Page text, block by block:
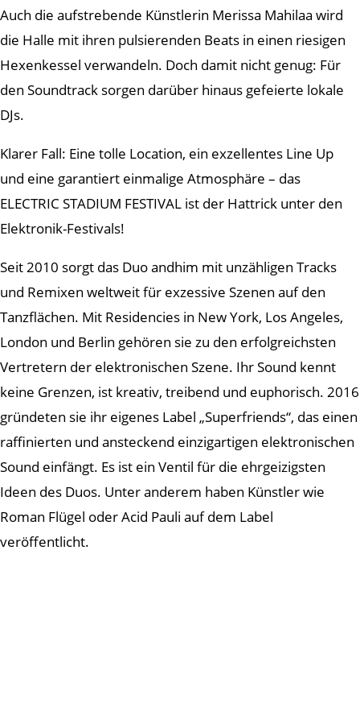
Auch die aufstrebende Künstlerin Merissa Mahilaa wird
die Halle mit ihren pulsierenden Beats in einen riesigen
Hexenkessel verwandeln. Doch damit nicht genug: Für
den Soundtrack sorgen darüber hinaus gefeierte lokale
DJs.
Klarer Fall: Eine tolle Location, ein exzellentes Line Up
und eine garantiert einmalige Atmosphäre – das
ELECTRIC STADIUM FESTIVAL ist der Hattrick unter den
Elektronik-Festivals!
Seit 2010 sorgt das Duo andhim mit unzähligen Tracks
und Remixen weltweit für exzessive Szenen auf den
Tanzflächen. Mit Residencies in New York, Los Angeles,
London und Berlin gehören sie zu den erfolgreichsten
Vertretern der elektronischen Szene. Ihr Sound kennt
keine Grenzen, ist kreativ, treibend und euphorisch. 2016
gründeten sie ihr eigenes Label „Superfriends“, das einen
raffinierten und ansteckend einzigartigen elektronischen
Sound einfängt. Es ist ein Ventil für die ehrgeizigsten
Ideen des Duos. Unter anderem haben Künstler wie
Roman Flügel oder Acid Pauli auf dem Label
veröffentlicht.